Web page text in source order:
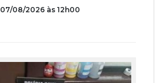
07/08/2026 às 12h00